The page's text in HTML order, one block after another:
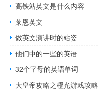
高铁站英文是什么内容
莱恩英文
做英文演讲时的站姿
他们中的一些的英语
32个字母的英语单词
大皇帝攻略之橙光游戏攻略